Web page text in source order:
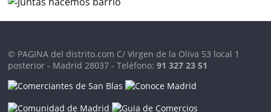
© PAGINA del distrito.com C/ Virgen de la Oliva 53 local 1
posterior - Madrid 28037 - Teléfono:91 327 23 51